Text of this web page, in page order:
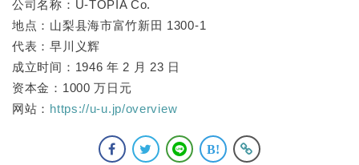
公司名称：U-TOPIA Co.
地点：山梨县海市富竹新田 1300-1
代表：早川义辉
成立时间：1946 年 2 月 23 日
资本金：1000 万日元
网站： https://u-u.jp/overview